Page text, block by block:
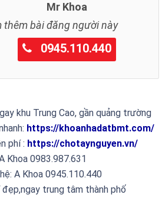
Mr Khoa
thêm bài đăng người này
0945.110.440
khu Trung Cao, gần quảng trường
https://khoanhadatbmt.com/
phí : https://chotaynguyen.vn/
Khoa 0983.987.631
A Khoa 0945.110.440
trung tâm thành phố